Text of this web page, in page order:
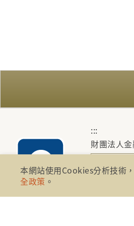
:::
財團法人
本網站使用Cookies分析技術
全政策 。